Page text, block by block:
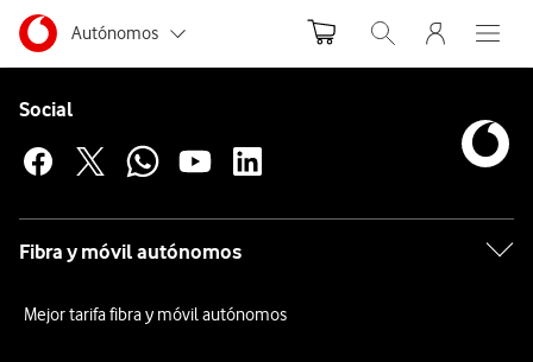
Ir a la pagina principal de vodafone.es
Menu navegación Segmento
Autónomos
Grandes empresas
y AA.PP.
Abrir buscador.
Menu
Abre
Dispositivos
Móviles
Motorola
512GB
Social
Fibra y móvil autónomos
Mejor tarifa fibra y móvil autónomos